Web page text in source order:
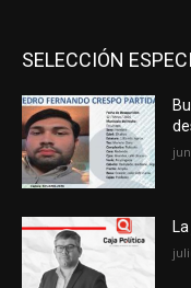
SELECCIÓN